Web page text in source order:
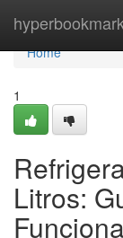
Home
Home
1
Litros: